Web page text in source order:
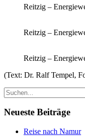
Reitzig –
Reitzig –
Reitzig –
(Text: Dr. Ralf Tempel,
Neueste Beiträge
Reise nach Namur